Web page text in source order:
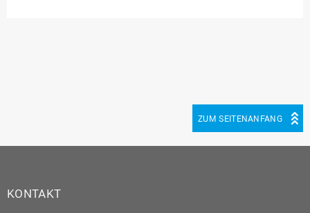
Nachhaltigkeit
Personalentwicklung
ZUM SEITENANFANG
KONTAKT